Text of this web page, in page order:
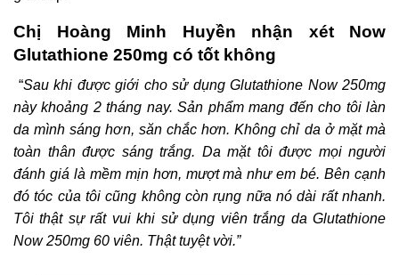
Chị Hoàng Minh Huyền nhận xét Now
Glutathione 250mg có tốt không
“Sau khi được giới cho sử dụng Glutathione Now 250mg
này khoảng 2 tháng nay. Sản phẩm mang đến cho tôi làn
da mình sáng hơn, săn chắc hơn. Không chỉ da ở mặt mà
toàn thân được sáng trắng. Da mặt tôi được mọi người
đánh giá là mềm mịn hơn, mượt mà như em bé. Bên cạnh
đó tóc của tôi cũng không còn rụng nữa nó dài rất nhanh.
Tôi thật sự rất vui khi sử dụng viên trắng da Glutathione
Now 250mg 60 viên. Thật tuyệt vời.”